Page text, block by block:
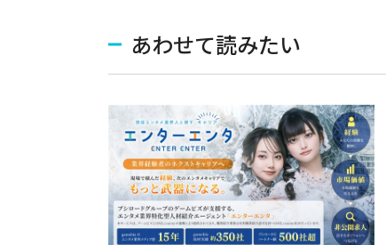
あわせて読みたい